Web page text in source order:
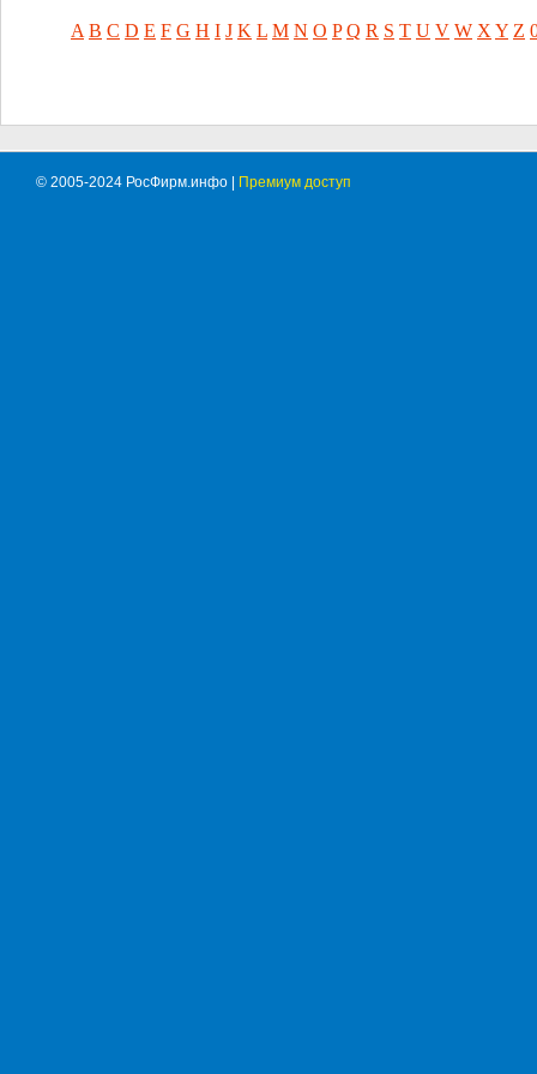
A B C D E F G H I J K L M N O P Q R S T U V W X Y Z
© 2005-2024 РосФирм.инфо | Премиум доступ